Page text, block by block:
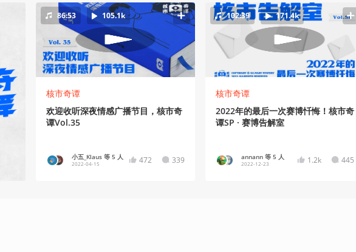
86:53 105.1k
核市奇谭
欢迎收听深夜情感广播节目，核市奇
谭Vol.35
小五_Klaus 等 5 人
2022-04-15 472 339
102:39 171.4k
核市奇谭
2022年的最后一次赛博忏悔！核市奇
谭SP · 赛博告解室
annann 等 5 人
2022-12-23 1.2k 445